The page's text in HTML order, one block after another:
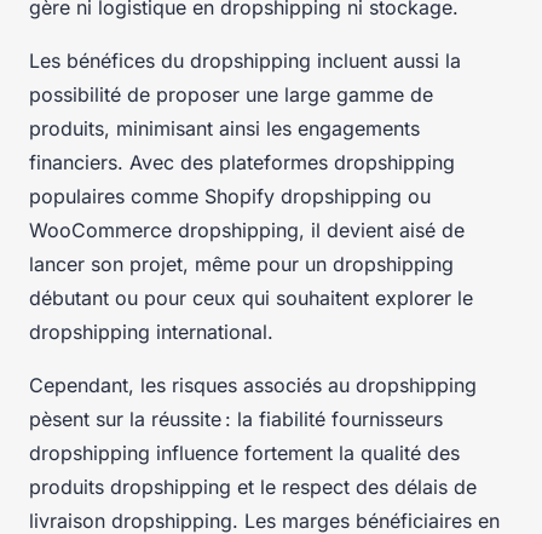
gère ni logistique en dropshipping ni stockage.
Les bénéfices du dropshipping incluent aussi la
possibilité de proposer une large gamme de
produits, minimisant ainsi les engagements
financiers. Avec des plateformes dropshipping
populaires comme Shopify dropshipping ou
WooCommerce dropshipping, il devient aisé de
lancer son projet, même pour un dropshipping
débutant ou pour ceux qui souhaitent explorer le
dropshipping international.
Cependant, les risques associés au dropshipping
pèsent sur la réussite : la fiabilité fournisseurs
dropshipping influence fortement la qualité des
produits dropshipping et le respect des délais de
livraison dropshipping. Les marges bénéficiaires en